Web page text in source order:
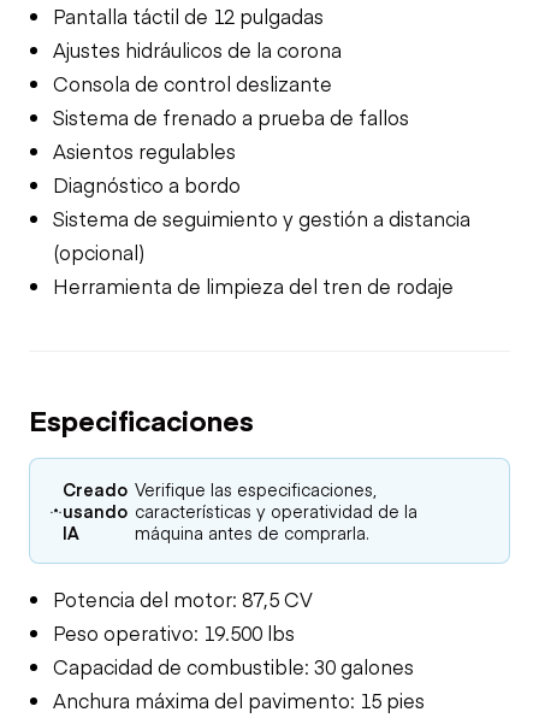
Pantalla táctil de 12 pulgadas
Ajustes hidráulicos de la corona
Consola de control deslizante
Sistema de frenado a prueba de fallos
Asientos regulables
Diagnóstico a bordo
Sistema de seguimiento y gestión a distancia
(opcional)
Herramienta de limpieza del tren de rodaje
Especificaciones
Creado
usando
IA
Verifique las especificaciones,
características y operatividad de la
máquina antes de comprarla.
Potencia del motor: 87,5 CV
Peso operativo: 19.500 lbs
Capacidad de combustible: 30 galones
Anchura máxima del pavimento: 15 pies